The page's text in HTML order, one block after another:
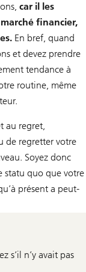
car il les
financier,
En bref, quand
et devez prendre
tendance à
routine, même
au regret,
de regretter votre
Soyez donc
statu quo que votre
présent a peut-
s’il n’y avait pas